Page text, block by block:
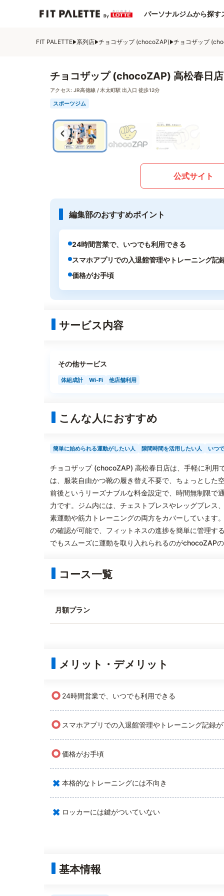
パーソナルジムから探す
FIT PALETTE 系列店 チョコザップ (chocoZAP) チョコザップ
チョコザップ (chocoZAP) 高松春日店
アクセス: JR高徳線 / 木太町駅 出入口 徒歩12分
スポーツジム
公式サイト
編集部のおすすめポイント
24時間営業で、いつでも利用できる
スマホアプリでの入退館管理やトレーニング記
価格がお手頃
サービス内容
その他サービス
体組成計 Wi-Fi 他店舗利用
こんな人におすすめ
簡単に始められる運動がしたい人 隙間時間を活用したい人 いつ
チョコザップ (chocoZAP) 高松春日店は、手軽に利用
は、服装自由かつ靴の履き替え不要で、ちょっとし
前後というリーズナブルな料金設定で、時間無制限で
力です。ジム内には、チェストプレスやレッグプレス
素運動や筋力トレーニングの両方をカバーしています
の確認が可能で、フィットネスの進捗を簡単に管理す
でもスムーズに運動を取り入れられるのがchocoZAP
コース一覧
月額プラン
メリット・デメリット
○ 24時間営業で、いつでも利用できる
○ スマホアプリでの入退館管理やトレーニング記録
○価格がお手頃
× 本格的なトレーニングには不向き
× ロッカーには鍵がついていない
基本情報